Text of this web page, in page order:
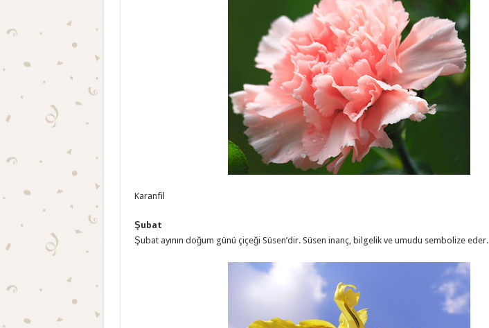
Karanfil
Şubat
Şubat ayının doğum günü çiçeği Süsen’dir. Süsen inanç, bilgelik ve umudu sembolize eder.